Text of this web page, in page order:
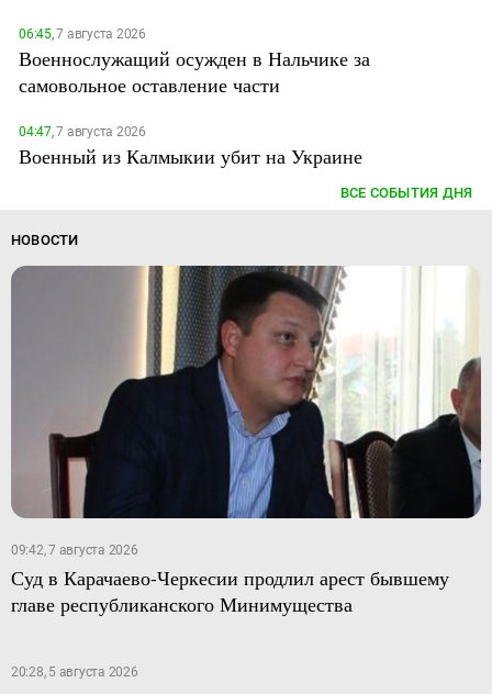
06:45,7 августа 2026
Военнослужащий осужден в Нальчике за
самовольное оставление части
04:47,7 августа 2026
Военный из Калмыкии убит на Украине
ВСЕ СОБЫТИЯ ДНЯ
НОВОСТИ
09:42, 7 августа 2026
Суд в Карачаево-Черкесии продлил арест бывшему
главе республиканского Минимущества
20:28, 5 августа 2026